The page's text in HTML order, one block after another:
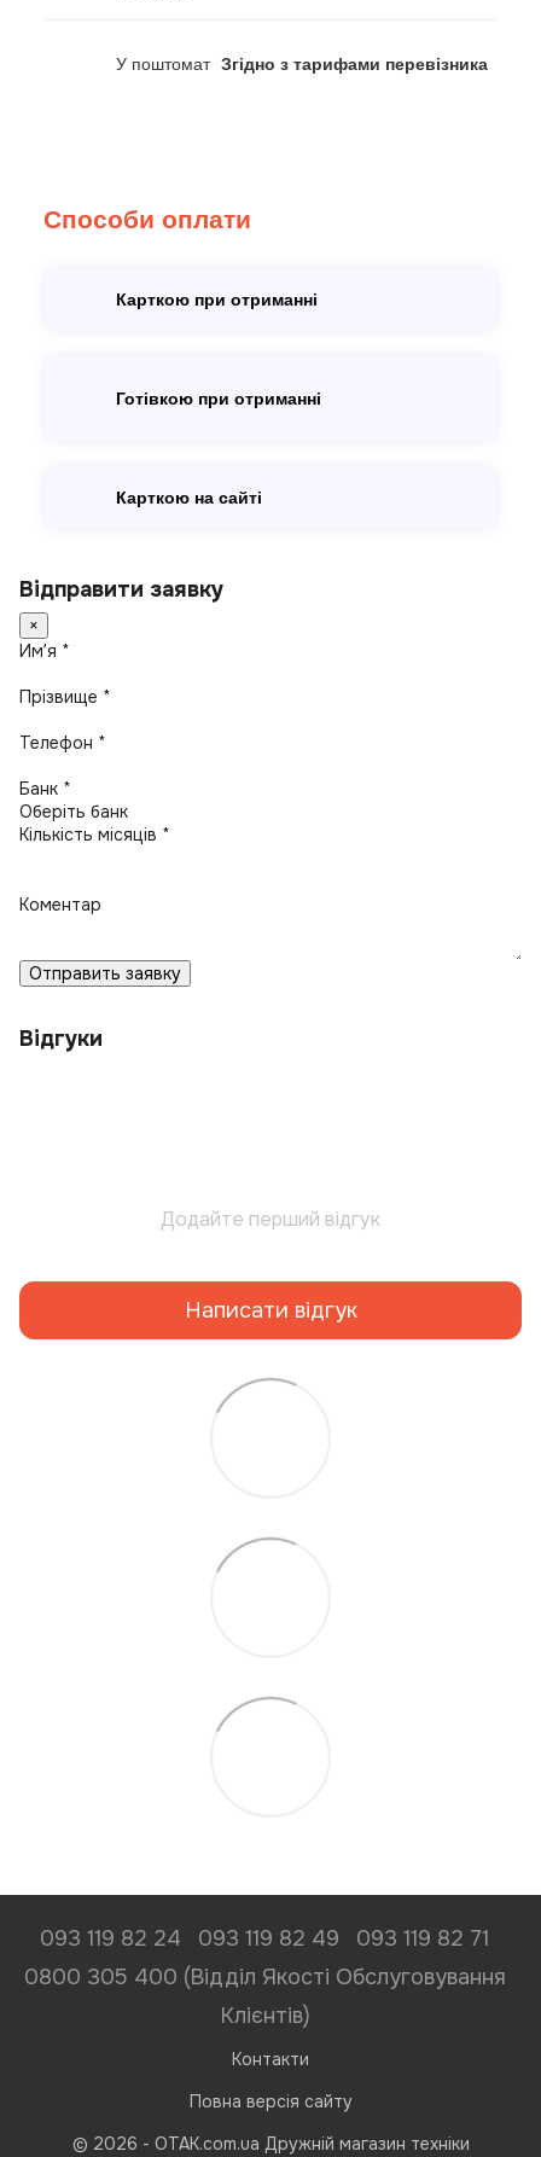
У поштомат Згідно з тарифами перевізника
Способи оплати
Карткою при отриманні
Готівкою при отриманні
Карткою на сайті
Відправити заявку
×
Имʼя *
Прізвище *
Телефон *
Банк *
Кількість місяців *
Коментар
Отправить заявку
Відгуки
Додайте перший відгук
Написати відгук
093 119 82 24 093 119 82 49
093 119 82 71
0800 305 400 (Відділ Якості Обслуговування
Клієнтів)
Контакти
Повна версія сайту
© 2026 - ОТАК.com.ua Дружній магазин техніки